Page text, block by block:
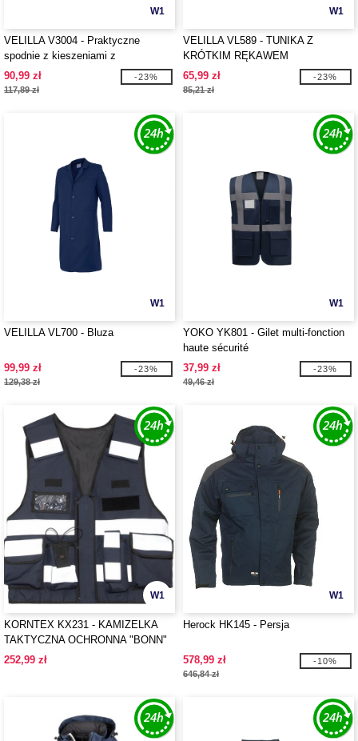
W1
VELILLA V3004 - Praktyczne
spodnie z kieszeniami z
kontrastowym akcentem
90,99 zł
117,89 zł
-23%
W1
VELILLA VL589 - TUNIKA Z
KRÓTKIM RĘKAWEM
65,99 zł
85,21 zł
-23%
W1
VELILLA VL700 - Bluza
99,99 zł
129,38 zł
-23%
W1
YOKO YK801 - Gilet multi-fonction
haute sécurité
37,99 zł
49,46 zł
-23%
W1
KORNTEX KX231 - KAMIZELKA
TAKTYCZNA OCHRONNA "BONN"
252,99 zł
W1
Herock HK145 - Persja
578,99 zł
646,84 zł
-10%